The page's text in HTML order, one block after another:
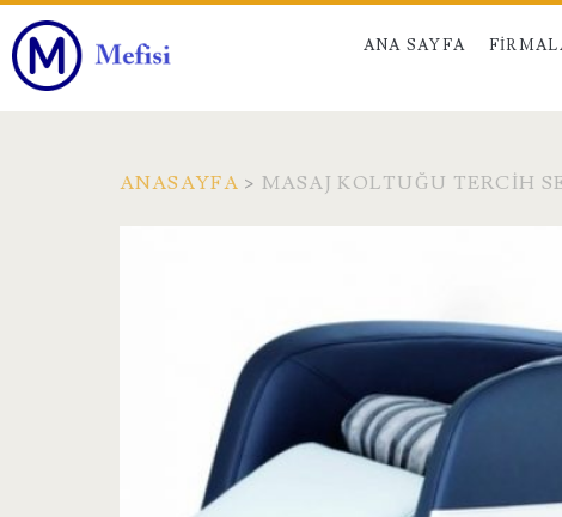
ANA SAYFA
ANASAYFA > MASAJ KOLTUĞU TERCIH
<span>Masaj
Koltuğu
Tercih
Sebepleri</span>